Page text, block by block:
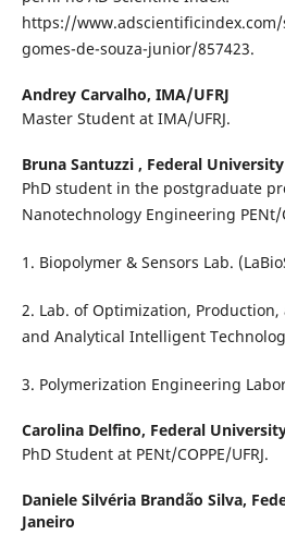
https://
gomes-de-souza-junior/857423.
Andrey Carvalho, IMA/UFRJ
Master Student at IMA/UFRJ.
Bruna Santuzzi , Federal
PhD student in the postgraduate
Nanotechnology Engineering PENt/
1. Biopolymer & Sensors Lab.
2. Lab. of Optimization,
and Analytical Intelligent
3. Polymerization Engineering
Carolina Delfino, Federal
PhD Student at PENt/COPPE/UFRJ.
Daniele Silvéria Brandão Silva,
Janeiro